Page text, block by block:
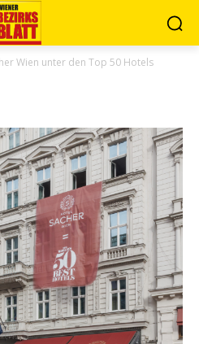
Wien unter den Top 50 Hotels